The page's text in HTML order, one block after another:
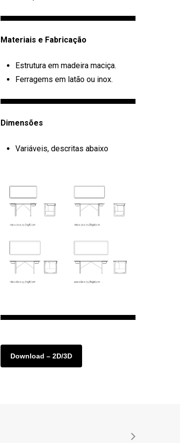
Materiais e Fabricação
Estrutura em madeira maciça.
Ferragems em latão ou inox.
Dimensões
Variáveis, descritas abaixo
Download – 2D/3D